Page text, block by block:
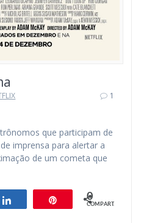
1
que participam de
imprensa para alertar a
de um cometa que
Compartilhar 0
COMPART.